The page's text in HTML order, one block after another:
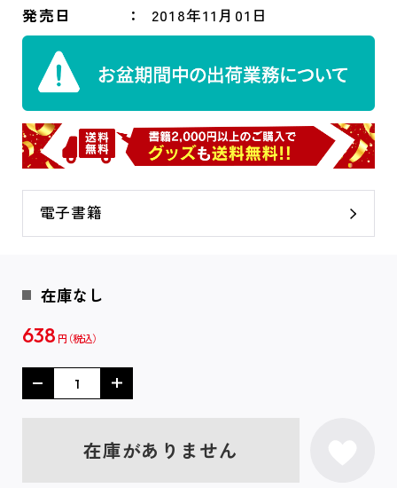
発売日 2018年11月01日
電子書籍
在庫なし
638 円
在庫がありません